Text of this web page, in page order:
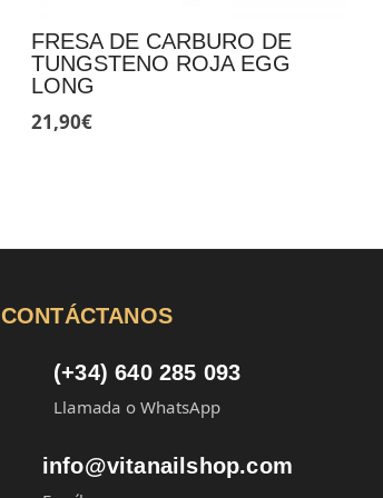
FRESA DE CARBURO DE
TUNGSTENO ROJA EGG
LONG
21,90€
CONTÁCTANOS
(+34) 640 285 093
Llamada o WhatsApp
info@vitanailshop.com